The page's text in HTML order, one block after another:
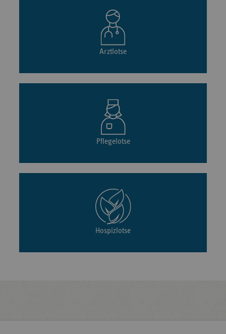
Arztlotse
Pflegelotse
Hospizlotse